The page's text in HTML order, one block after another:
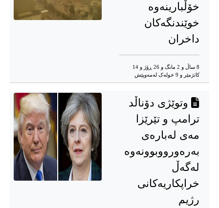
خۆڵبارینەوە
خوێندنگەکان
داخران
8 ساڵ و 2 مانگ و 26 ڕۆژ و 14
کاتژمێر و 9 خوله‌ک له‌مه‌وپێش‌
وتوێژی دۆناڵد
ترامپ و تێرێزا
مەی لەبارەی
بەرەورووبوونەوە
لەگەڵ
خراپکاریەکانی
رژیم